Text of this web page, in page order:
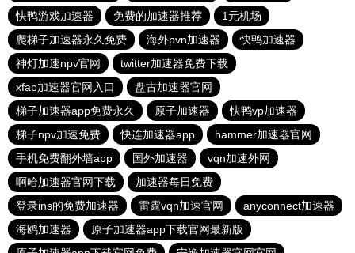
快鸭游戏加速器
免费的加速器推荐
1元机场
爬梯子加速器永久免费
海外pvn加速器
快鸭加速器
神灯加速npv官网
twitter加速器免费下载
xfap加速器官网入口
盘古加速器官网
梯子加速器app免费永久
原子加速器
快鸭vp加速器
梯子npv加速免费
快连加速器app
hammer加速器官网
手机免费翻外墙app
国外加速器
vqn加速外网
啊哈加速器官网下载
加速器每日免费
登录ins的免费加速器
雷霆vqn加速官网
anyconnect加速器
海鸥加速器
原子加速器app下载官网最新版